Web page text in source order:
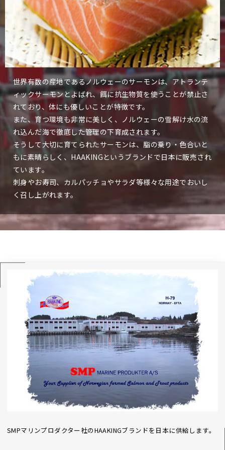
世界有数の産地であるノルウェーのサーモンは、アトランテ
ィックサーモンとよばれ、餌に抗生物質を使うことが禁止さ
れており、体にも優しいことが特徴です。
また、育つ環境も非常に美しく、ノルウェーの雪解け水の流
れ込んだ海で徹底した管理の下育成されます。
そうして大切に育てられたサーモンは、脂の乗り・色合いと
もに素晴らしく、HAAKINGというブランドで日本に販売され
ています。
刺身やお寿司、カルパッチョやサラダ等様々な用途でおいし
く召し上がれます。
SMPマリンプロダクター社のHAAKINGブランドを日本に供給します。